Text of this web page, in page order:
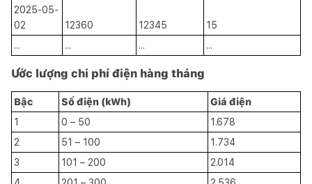
2025-05-
02
12360 12345
15
...
... ... ...
Ước lượng chi phí điện hàng tháng
Bậc Số điện (kWh)
Giá điện
1
0 – 50
1.678
2
51 – 100
1.734
3
101 – 200
2.014